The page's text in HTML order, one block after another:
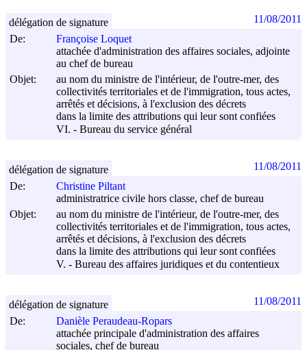
De:
Françoise Loquet
attachée d'administration des affaires sociales, adjointe
au chef de bureau
Objet:
au nom du ministre de l'intérieur, de l'outre-mer, des
collectivités territoriales et de l'immigration, tous actes,
arrêtés et décisions, à l'exclusion des décrets
dans la limite des attributions qui leur sont confiées
VI. - Bureau du service général
délégation de signature 11/08/2011
De:
Christine Piltant
administratrice civile hors classe, chef de bureau
Objet:
au nom du ministre de l'intérieur, de l'outre-mer, des
collectivités territoriales et de l'immigration, tous actes,
arrêtés et décisions, à l'exclusion des décrets
dans la limite des attributions qui leur sont confiées
V. - Bureau des affaires juridiques et du contentieux
délégation de signature 11/08/2011
De:
Danièle Peraudeau-Ropars
attachée principale d'administration des affaires
sociales, chef de bureau
délégation de signature 11/08/2011